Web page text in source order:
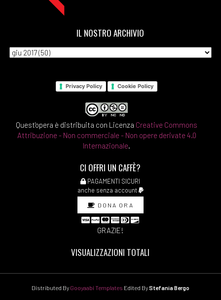
IL NOSTRO ARCHIVIO
Privacy Policy Cookie Policy
Quest'opera è distribuita con Licenza Creative Commons
Attribuzione - Non commerciale - Non opere derivate 4.0
Internazionale.
CI OFFRI UN CAFFÈ?
PAGAMENTI SICURI
anche senza account
DONA ORA
GRAZIE!
VISUALIZZAZIONI TOTALI
Distributed By Gooyaabi Templates Edited ByStefania Bergo